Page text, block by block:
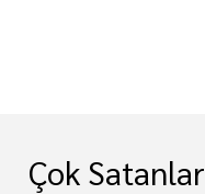
Çok Satanlar